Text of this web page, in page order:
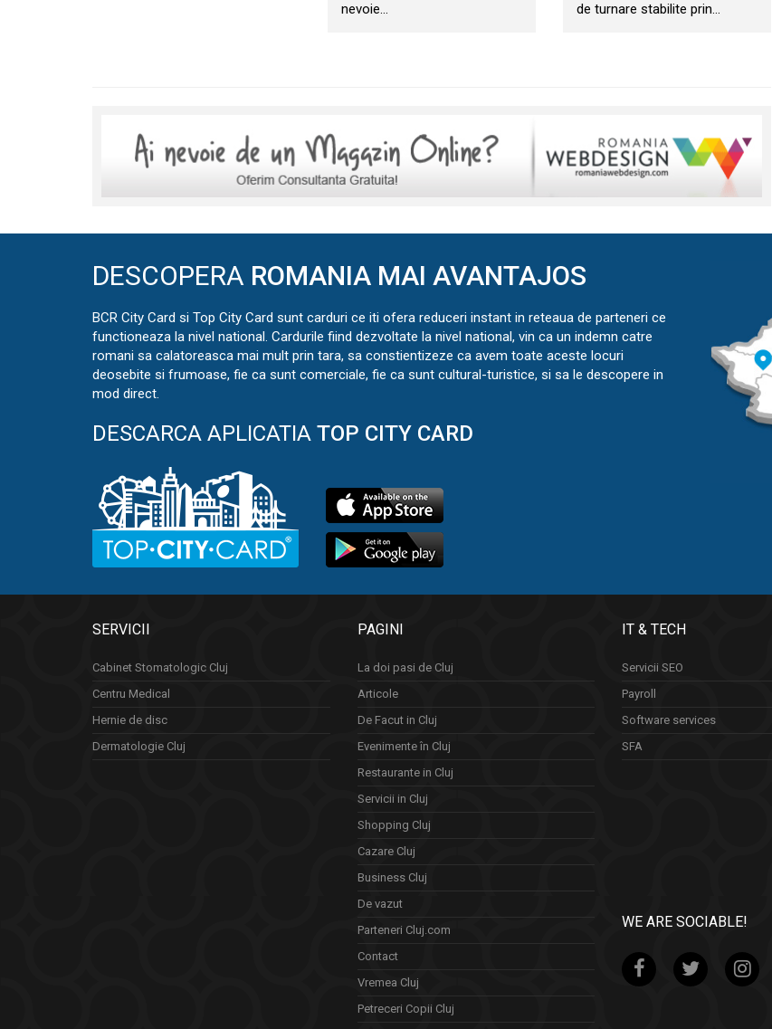
nevoie…
de turnare stabilite prin…
DESCOPERA ROMANIA MAI AVANTAJOS
BCR City Card si Top City Card sunt carduri ce iti ofera reduceri instant in reteaua de parteneri ce
functioneaza la nivel national. Cardurile fiind dezvoltate la nivel national, vin ca un indemn catre
romani sa calatoreasca mai mult prin tara, sa constientizeze ca avem toate aceste locuri
deosebite si frumoase, fie ca sunt comerciale, fie ca sunt cultural-turistice, si sa le descopere in
mod direct.
DESCARCA APLICATIA TOP CITY CARD
SERVICII
Cabinet Stomatologic Cluj
Centru Medical
Hernie de disc
Dermatologie Cluj
PAGINI
La doi pasi de Cluj
Articole
De Facut in Cluj
Evenimente în Cluj
Restaurante in Cluj
Servicii in Cluj
Shopping Cluj
Cazare Cluj
Business Cluj
De vazut
Parteneri Cluj.com
Contact
Vremea Cluj
Petreceri Copii Cluj
IT & TECH
Servicii SEO
Payroll
Software services
SFA
WE ARE SOCIABLE!